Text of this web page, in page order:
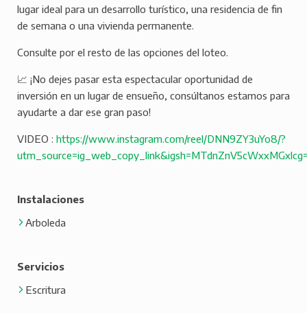
lugar ideal para un desarrollo turístico, una residencia de fin
de semana o una vivienda permanente.
Consulte por el resto de las opciones del loteo.
📈 ¡No dejes pasar esta espectacular oportunidad de
inversión en un lugar de ensueño, consúltanos estamos para
ayudarte a dar ese gran paso!
VIDEO : https://www.instagram.com/reel/DNN9ZY3uYo8/?
Instalaciones
Arboleda
Servicios
Escritura